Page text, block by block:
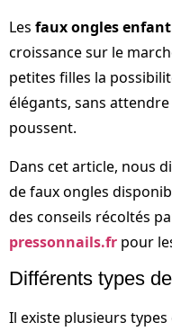
Les faux ongles
croissance sur le
petites filles la
élégants, sans
poussent.
Dans cet article, nous
de faux ongles
des conseils récoltés
pressonnails.fr pour
Différents types
Il existe plusieurs